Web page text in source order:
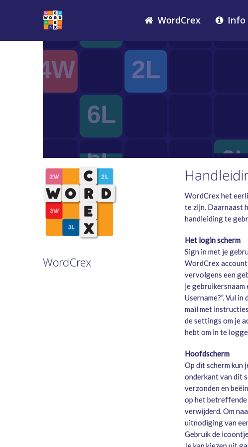
WordCrex Info
WordCrex
WordCrex het
te zijn. Daarnaast
handleiding te
Het login scherm
Sign in met je
WordCrex
vervolgens een
je
Username?”. Vul
mail met
de settings om je
hebt om in te
Hoofdscherm
Op dit scherm kun
onderkant van dit
verzonden en
op het betreffende
verwijderd. Om
uitnodiging van
Gebruik de